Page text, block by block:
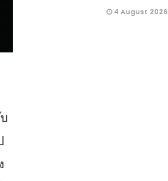
4 August 2026